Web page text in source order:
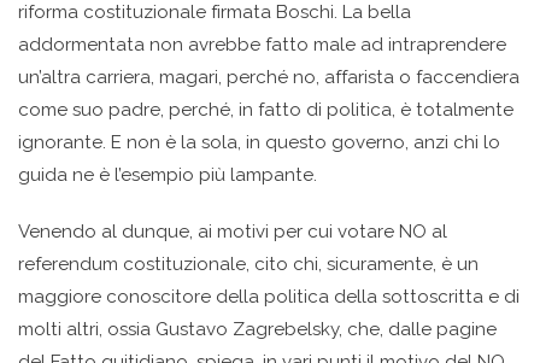
riforma costituzionale firmata Boschi. La bella
addormentata non avrebbe fatto male ad intraprendere
un’altra carriera, magari, perché no, affarista o faccendiera
come suo padre, perché, in fatto di politica, è totalmente
ignorante. E non è la sola, in questo governo, anzi chi lo
guida ne è l’esempio più lampante.
Venendo al dunque, ai motivi per cui votare NO al
referendum costituzionale, cito chi, sicuramente, è un
maggiore conoscitore della politica della sottoscritta e di
molti altri, ossia Gustavo Zagrebelsky, che, dalle pagine